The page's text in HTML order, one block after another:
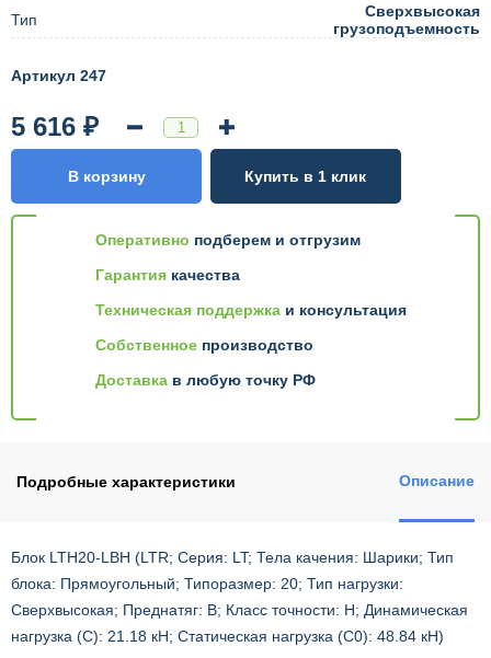
Тип
Сверхвысокая
грузоподъемность
Артикул 247
Оперативно подберем и отгрузим
Гарантия качества
Техническая поддержка и консультация
Собственное производство
Доставка в любую точку РФ
5 616 ₽
В корзину Купить в 1 клик
Подробные характеристики Описание
Блок LTH20-LBH (LTR; Серия: LT; Тела качения: Шарики; Тип
блока: Прямоугольный; Типоразмер: 20; Тип нагрузки:
Сверхвысокая; Преднатяг: B; Класс точности: H; Динамическая
нагрузка (C): 21.18 кН; Статическая нагрузка (C0): 48.84 кН)